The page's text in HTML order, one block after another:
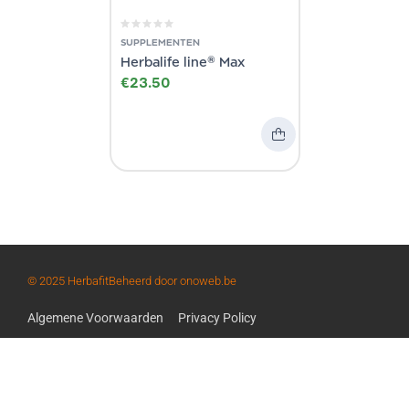
SUPPLEMENTEN
Herbalife line® Max
€23.50
© 2025 HerbafitBeheerd door onoweb.be
Algemene Voorwaarden Privacy Policy